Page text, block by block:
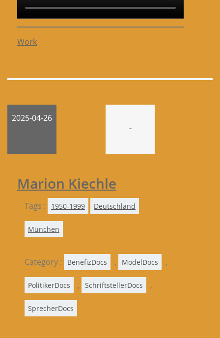
Work
2025-04-26
-
Marion Kiechle
Tags : 1950-1999 Deutschland
München
Category : BenefizDocs , ModelDocs ,
PolitikerDocs , SchriftstellerDocs ,
SprecherDocs